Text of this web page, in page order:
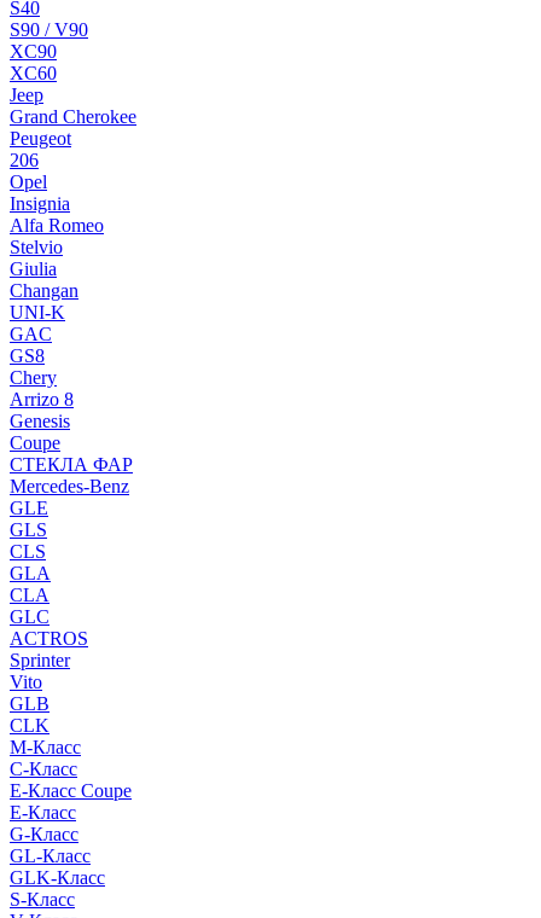
S40
S90 / V90
XC90
XC60
Jeep
Grand Cherokee
Peugeot
206
Opel
Insignia
Alfa Romeo
Stelvio
Giulia
Changan
UNI-K
GAC
GS8
Chery
Arrizo 8
Genesis
Coupe
СТЕКЛА ФАР
Mercedes-Benz
GLE
GLS
CLS
GLA
CLA
GLC
ACTROS
Sprinter
Vito
GLB
CLK
M-Класс
C-Класс
E-Класс Coupe
E-Класс
G-Класс
GL-Класс
GLK-Класс
S-Класс